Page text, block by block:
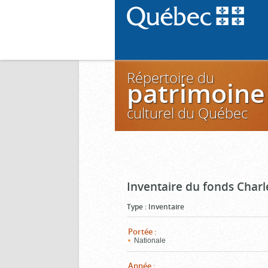
Répertoire du
patrimoine
culturel du Québec
Inventaire du fonds
Type : Inventaire
Portée :
Nationale